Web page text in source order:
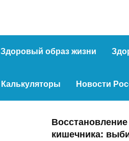
Здоровый образ жизни
Калькуляторы Новости
кишечника: